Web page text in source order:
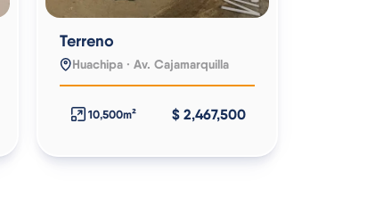
Terreno
Huachipa · Av. Cajamarquilla
10,500m² $ 2,467,500